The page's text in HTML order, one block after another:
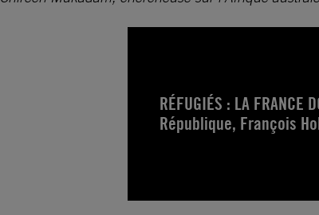
RÉFUGIÉS : LA
République, François